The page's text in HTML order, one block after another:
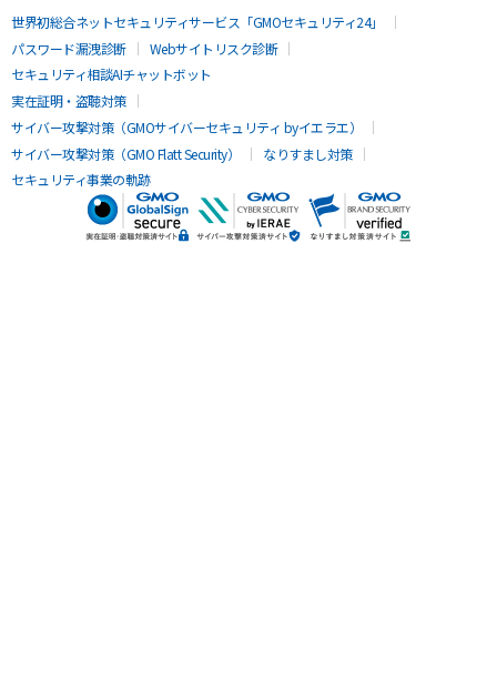
世界初総合ネットセキュリティサービス「GMOセキュリティ24」
パスワード漏洩診断
Webサイトリスク診断
セキュリティ相談AIチャットボット
実在証明・盗聴対策
サイバー攻撃対策（GMOサイバーセキュリティ byイエラエ）
サイバー攻撃対策（GMO Flatt Security）
なりすまし対策
セキュリティ事業の軌跡